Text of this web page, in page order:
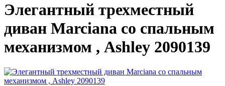
Элегантный трехместный
диван Marciana со спальным
механизмом , Ashley 2090139